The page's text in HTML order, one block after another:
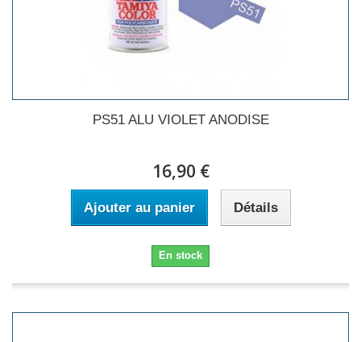
PS51 ALU VIOLET ANODISE
16,90 €
Ajouter au panier Détails
En stock